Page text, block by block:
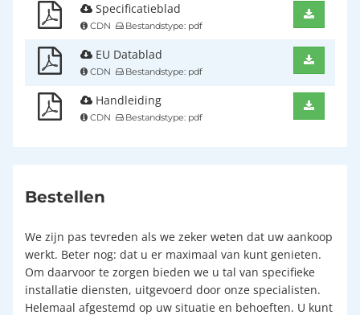
Specificatieblad
CDN Bestandstype: pdf
EU Datablad
CDN Bestandstype: pdf
Handleiding
CDN Bestandstype: pdf
Bestellen
We zijn pas tevreden als we zeker weten dat uw aankoop
werkt. Beter nog: dat u er maximaal van kunt genieten.
Om daarvoor te zorgen bieden we u tal van specifieke
installatie diensten, uitgevoerd door onze specialisten.
Helemaal afgestemd op uw situatie en behoeften. U kunt